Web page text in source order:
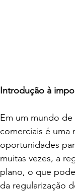
Introdução à
Em um mundo
comerciais é uma
oportunidades
muitas vezes, a
plano, o que
da regularização